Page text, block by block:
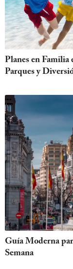
Planes en Familia
Parques y
Guía Moderna
Semana